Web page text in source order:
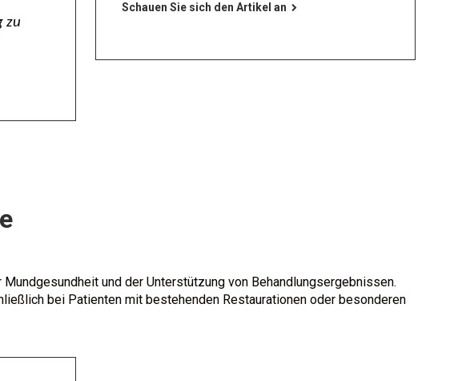
zu
Schauen Sie sich den Artikel an
und der Unterstützung von Behandlungsergebnissen.
bei Patienten mit bestehenden Restaurationen oder besonderen